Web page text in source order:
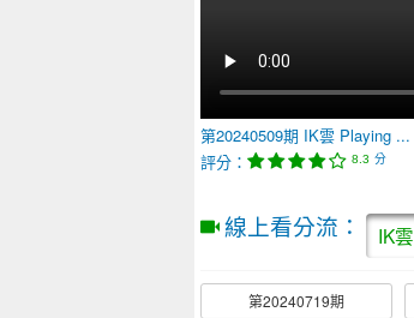
第20240509期 IK雲 Playing ...
評分：
8.3 分
線上看分流： IK雲
第20240719期